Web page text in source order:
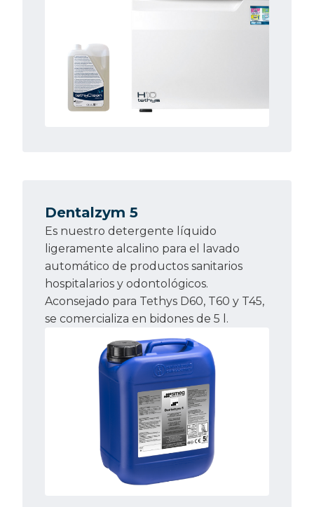
Dentalzym 5
Es nuestro detergente líquido
ligeramente alcalino para el lavado
automático de productos sanitarios
hospitalarios y odontológicos.
Aconsejado para Tethys D60, T60 y T45,
se comercializa en bidones de 5 l.